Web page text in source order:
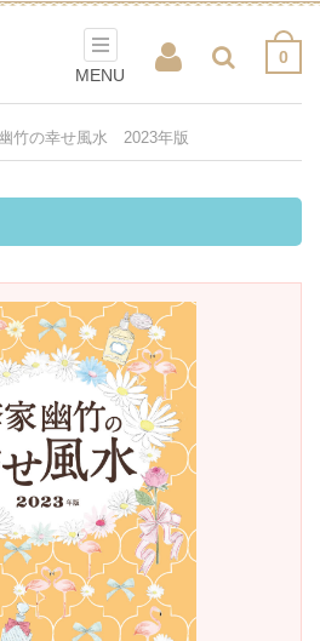
0
MENU
竹の幸せ風水 2023年版